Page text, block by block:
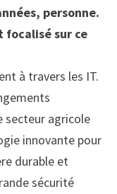
personne.
focalisé sur ce
à travers les IT.
secteur agricole
innovante pour
durable et
sécurité